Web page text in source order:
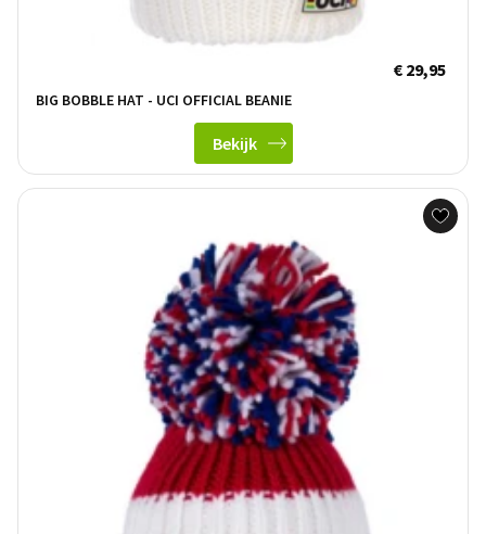
€ 29,95
BIG BOBBLE HAT - UCI OFFICIAL BEANIE
Bekijk